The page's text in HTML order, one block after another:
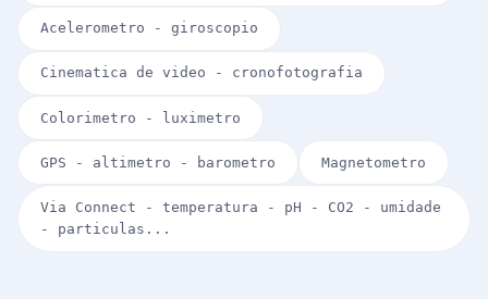
Acelerometro - giroscopio
Cinematica de video - cronofotografia
Colorimetro - luximetro
GPS - altimetro - barometro Magnetometro
Via Connect - temperatura - pH - CO2 - umidade
- particulas...